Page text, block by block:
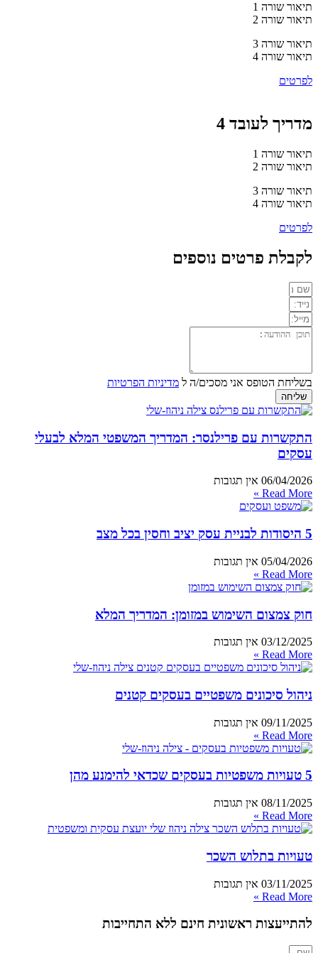
תיאור שורה 1
תיאור שורה 2
תיאור שורה 3
תיאור שורה 4
לפרטים
מדריך לעובד 4
תיאור שורה 1
תיאור שורה 2
תיאור שורה 3
תיאור שורה 4
לפרטים
לקבלת פרטים נוספים
בשליחת הטופס אני מסכים/ה ל מדיניות הפרטיות
שליחה
התקשרות עם פרילנסר: המדריך המשפטי המלא לבעלי
עסקים
06/04/2026 אין תגובות
Read More »
5 היסודות לבניית עסק יציב וחסין בכל מצב
05/04/2026 אין תגובות
Read More »
חוק צמצום השימוש במזומן: המדריך המלא
03/12/2025 אין תגובות
Read More »
ניהול סיכונים משפטיים בעסקים קטנים
09/11/2025 אין תגובות
Read More »
5 טעויות משפטיות בעסקים שכדאי להימנע מהן
08/11/2025 אין תגובות
Read More »
טעויות בתלוש השכר
03/11/2025 אין תגובות
Read More »
להתייעצות ראשונית חינם ללא התחייבות